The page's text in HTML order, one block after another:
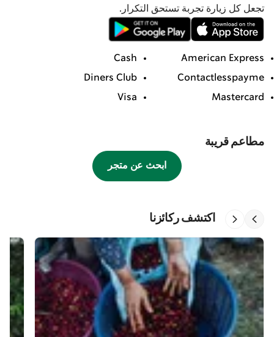
تجعل كل زيارة تجربة تستحق التكرار.
American Express
Cash
Contactlesspayme
Diners Club
Mastercard
Visa
مطاعم قريبة
ابحث عن متجر
اكتشف ركائزنا